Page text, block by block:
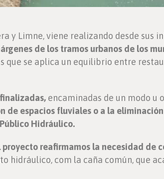
y Limne, viene realizando desde sus
de los tramos urbanos de los
que se aplica un equilibrio entre
encaminadas de un modo u
de espacios fluviales o a la
Hidráulico.
reafirmamos la necesidad de
hidráulico, com la caña común, que